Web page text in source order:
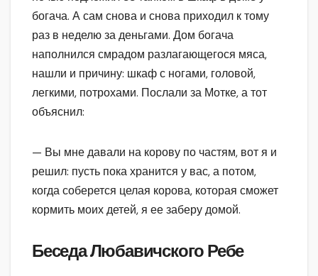
богача. А сам снова и снова приходил к тому
раз в неделю за деньгами. Дом богача
наполнился смрадом разлагающегося мяса,
нашли и причину: шкаф с ногами, головой,
легкими, потрохами. Послали за Мотке, а тот
объяснил:
— Вы мне давали на корову по частям, вот я и
решил: пусть пока хранится у вас, а потом,
когда соберется целая корова, которая сможет
кормить моих детей, я ее заберу домой.
Беседа Любавичского Ребе